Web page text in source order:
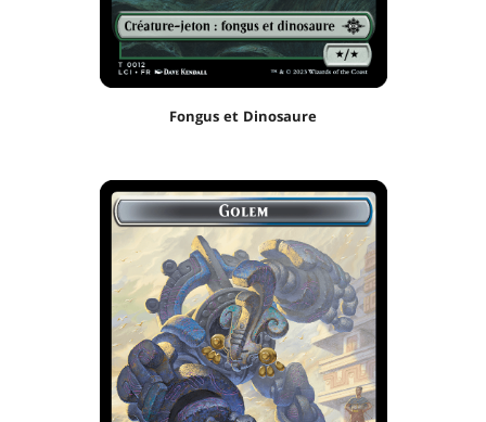
Fongus et Dinosaure